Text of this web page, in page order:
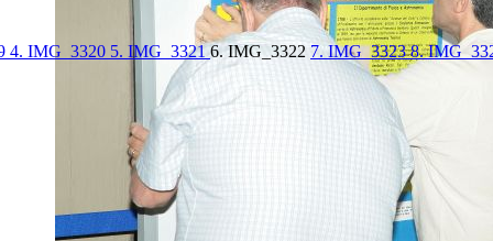
4. IMG_3320 5. IMG_33216. IMG_3322 7. IMG_33238.